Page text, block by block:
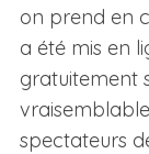
on prend en
a été mis en
gratuitement
spectateurs